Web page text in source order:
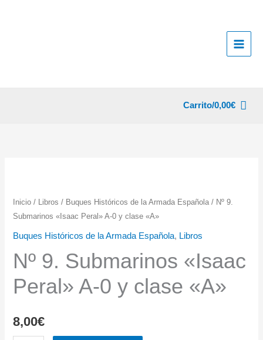
Carrito/0,00€
Inicio / Libros / Buques Históricos de la Armada Española / Nº 9.
Submarinos «Isaac Peral» A-0 y clase «A»
Buques Históricos de la Armada Española, Libros
Nº 9. Submarinos «Isaac
Peral» A-0 y clase «A»
8,00€